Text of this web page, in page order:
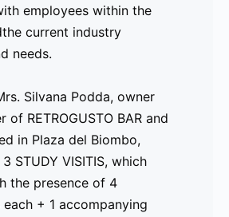
employees within the
current industry
needs.
Silvana Podda, owner
of RETROGUSTO BAR and
in Plaza del Biombo,
STUDY VISITIS, which
the presence of 4
+ 1 accompanying
en España para impartir la guía
de actividades no-formales,
aprender metodologías nuevas
nuevas oportunidades?